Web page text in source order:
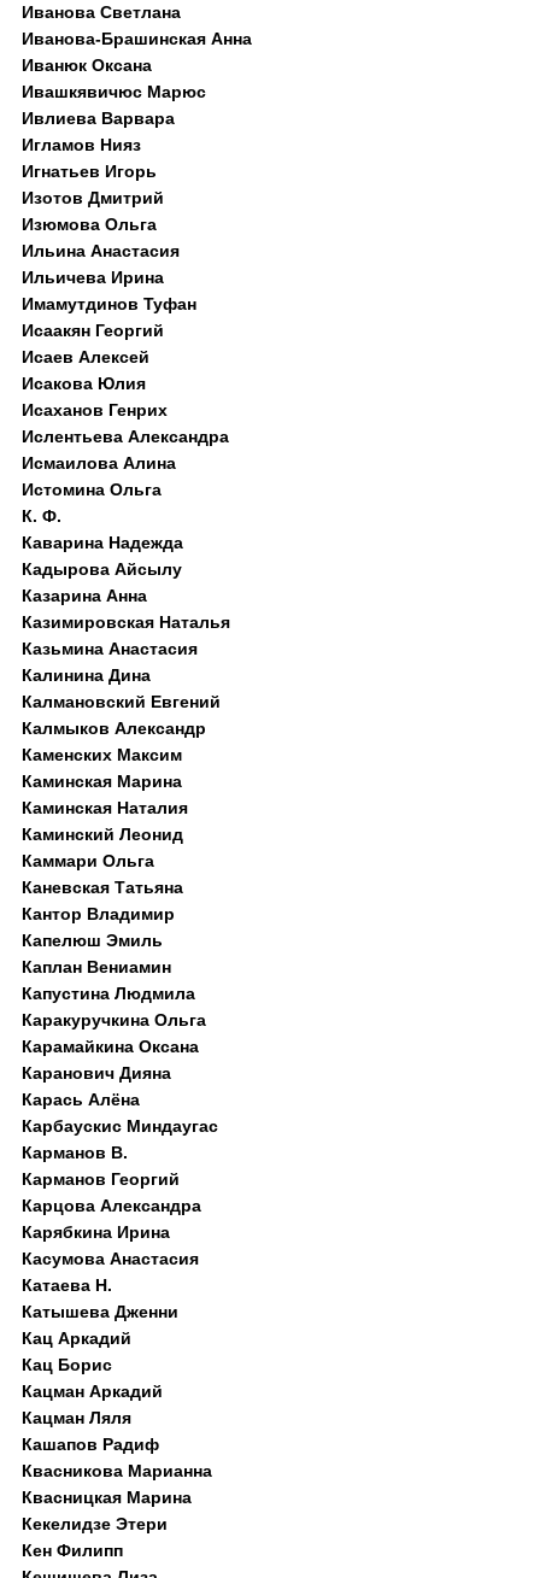
Иванова Светлана
Иванова-Брашинская Анна
Иванюк Оксана
Ивашкявичюс Марюс
Ивлиева Варвара
Игламов Нияз
Игнатьев Игорь
Изотов Дмитрий
Изюмова Ольга
Ильина Анастасия
Ильичева Ирина
Имамутдинов Туфан
Исаакян Георгий
Исаев Алексей
Исакова Юлия
Исаханов Генрих
Ислентьева Александра
Исмаилова Алина
Истомина Ольга
К. Ф.
Каварина Надежда
Кадырова Айсылу
Казарина Анна
Казимировская Наталья
Казьмина Анастасия
Калинина Дина
Калмановский Евгений
Калмыков Александр
Каменских Максим
Каминская Марина
Каминская Наталия
Каминский Леонид
Каммари Ольга
Каневская Татьяна
Кантор Владимир
Капелюш Эмиль
Каплан Вениамин
Капустина Людмила
Каракуручкина Ольга
Карамайкина Оксана
Каранович Дияна
Карась Алёна
Карбаускис Миндаугас
Карманов В.
Карманов Георгий
Карцова Александра
Карябкина Ирина
Касумова Анастасия
Катаева Н.
Катышева Дженни
Кац Аркадий
Кац Борис
Кацман Аркадий
Кацман Ляля
Кашапов Радиф
Квасникова Марианна
Квасницкая Марина
Кекелидзе Этери
Кен Филипп